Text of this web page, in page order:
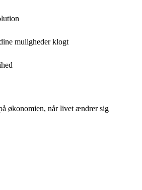
muligheder klogt
økonomien, når livet ændrer sig